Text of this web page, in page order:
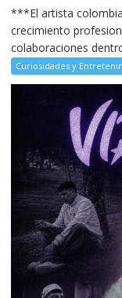
***El artista
crecimiento
colaboraciones
Curiosidades y